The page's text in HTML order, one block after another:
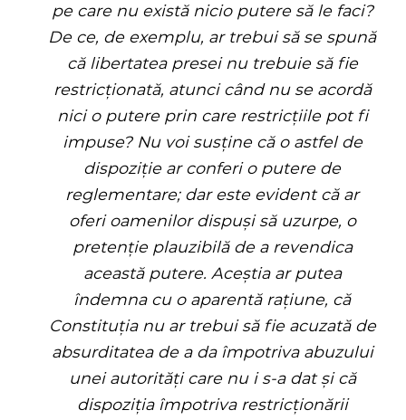
pe care nu există nicio putere să le faci?
De ce, de exemplu, ar trebui să se spună
că libertatea presei nu trebuie să fie
restricționată, atunci când nu se acordă
nici o putere prin care restricțiile pot fi
impuse? Nu voi susține că o astfel de
dispoziție ar conferi o putere de
reglementare; dar este evident că ar
oferi oamenilor dispuși să uzurpe, o
pretenție plauzibilă de a revendica
această putere. Aceștia ar putea
îndemna cu o aparentă rațiune, că
Constituția nu ar trebui să fie acuzată de
absurditatea de a da împotriva abuzului
unei autorități care nu i s-a dat și că
dispoziția împotriva restricționării